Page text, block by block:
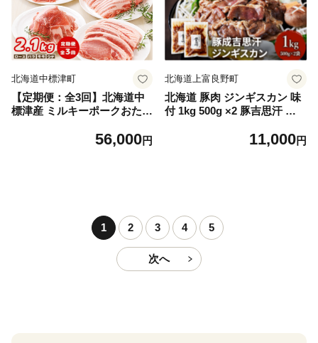
北海道中標津町
【定期便：全3回】北海道中
標津産 ミルキーポークおため
56,000円
北海道上富良野町
北海道 豚肉 ジンギスカン 味
付 1kg 500g ×2 豚吉思汗 お
11,000円
1 2 3 4 5
次へ